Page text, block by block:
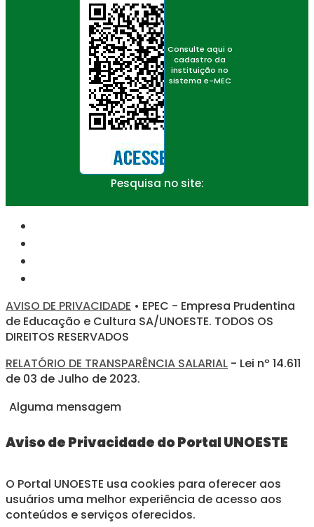
Consulte aqui o
cadastro da
instituição no
sistema e-MEC
Pesquisa no site:
AVISO DE PRIVACIDADE • EPEC - Empresa Prudentina
de Educação e Cultura SA/UNOESTE. TODOS OS
DIREITOS RESERVADOS
RELATÓRIO DE TRANSPARÊNCIA SALARIAL - Lei nº 14.611
de 03 de Julho de 2023.
Alguma mensagem
Aviso de Privacidade do Portal UNOESTE
O Portal UNOESTE usa cookies para oferecer aos
usuários uma melhor experiência de acesso aos
conteúdos e serviços oferecidos.